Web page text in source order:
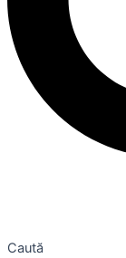
Caută